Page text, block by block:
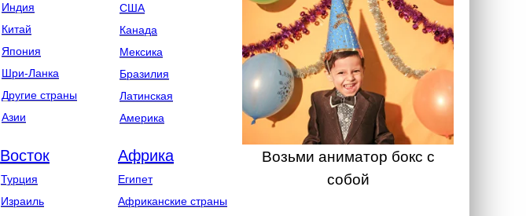
Египет
Африканские страны
Африка
США
Канада
Мексика
Бразилия
Латинская
Америка
Индия
Китай
Япония
Шри-Ланка
Другие страны
Азии
Восток
Турция
Израиль
Возьми аниматор бокс с
собой